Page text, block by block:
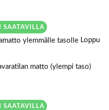
SAATAVILLA
Loppu
matto (ylempi taso)
SAATAVILLA